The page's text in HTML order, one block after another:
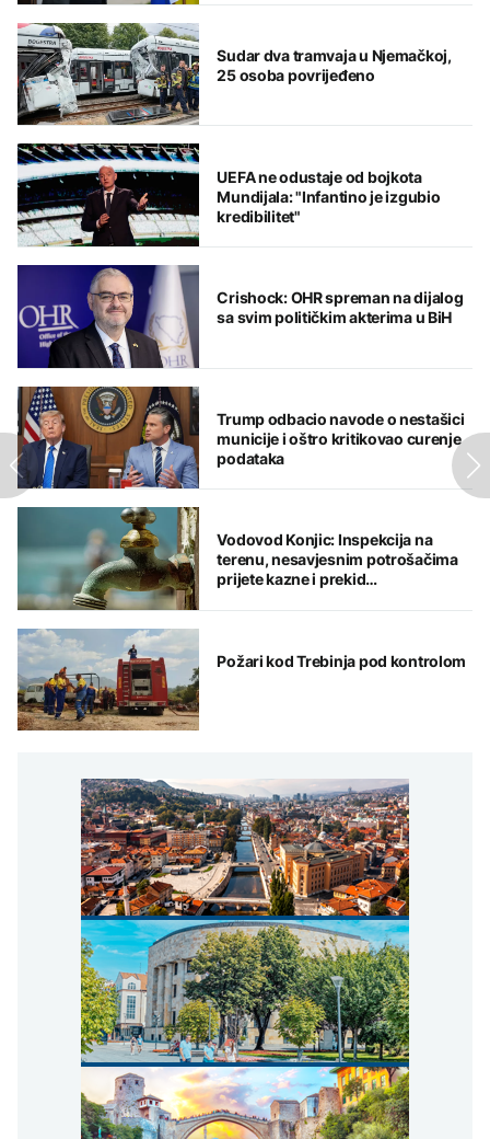
Sudar dva tramvaja u Njemačkoj,
25 osoba povrijeđeno
UEFA ne odustaje od bojkota
Mundijala: "Infantino je izgubio
kredibilitet"
Crishock: OHR spreman na dijalog
sa svim političkim akterima u BiH
Trump odbacio navode o nestašici
municije i oštro kritikovao curenje
podataka
Vodovod Konjic: Inspekcija na
terenu, nesavjesnim potrošačima
prijete kazne i prekid
Požari kod Trebinja pod kontrolom